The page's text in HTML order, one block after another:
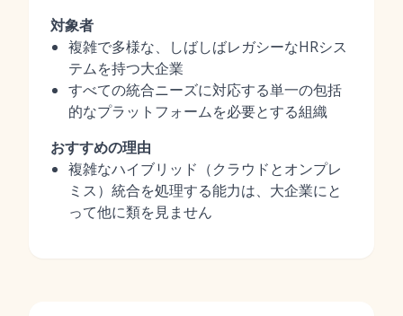
対象者
複雑で多様な、しばしばレガシーなHRシス
テムを持つ大企業
すべての統合ニーズに対応する単一の包括
的なプラットフォームを必要とする組織
おすすめの理由
複雑なハイブリッド（クラウドとオンプレ
ミス）統合を処理する能力は、大企業にと
って他に類を見ません